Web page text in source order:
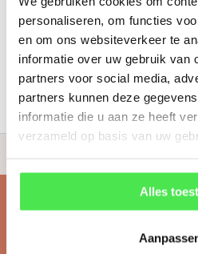
personaliseren, om functies
en om ons websiteverkeer te
informatie over uw gebruik van
partners voor social media,
partners kunnen deze
informatie die u aan ze heeft
verzameld op basis van uw
Alles
1
Klantenservice
Veelgestelde vragen